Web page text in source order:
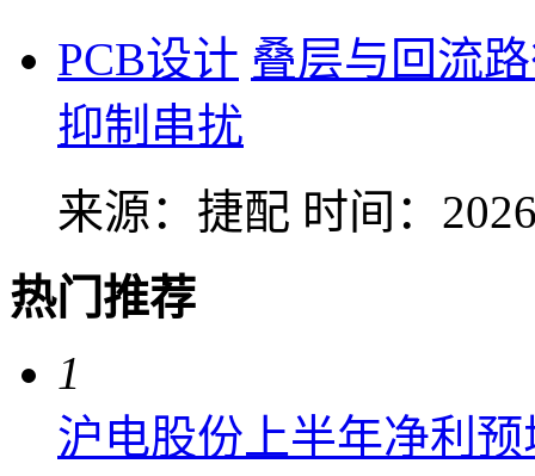
PCB设计 叠层与回流
抑制串扰
来源：捷配 时间：
热门推荐
1
沪电股份上半年净利